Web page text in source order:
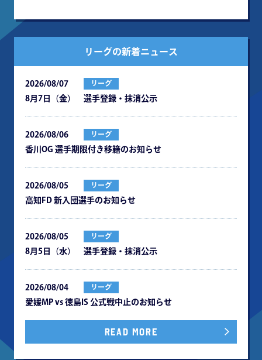
リーグの新着ニュース
2026/08/07 リーグ
8月7日（金） 選手登録・抹消公示
2026/08/06 リーグ
⾹川OG 選⼿期限付き移籍のお知らせ
2026/08/05 リーグ
⾼知FD 新⼊団選⼿のお知らせ
2026/08/05 リーグ
8月5日（水） 選手登録・抹消公示
2026/08/04 リーグ
愛媛MP vs 徳島IS 公式戦中⽌のお知らせ
READ MORE